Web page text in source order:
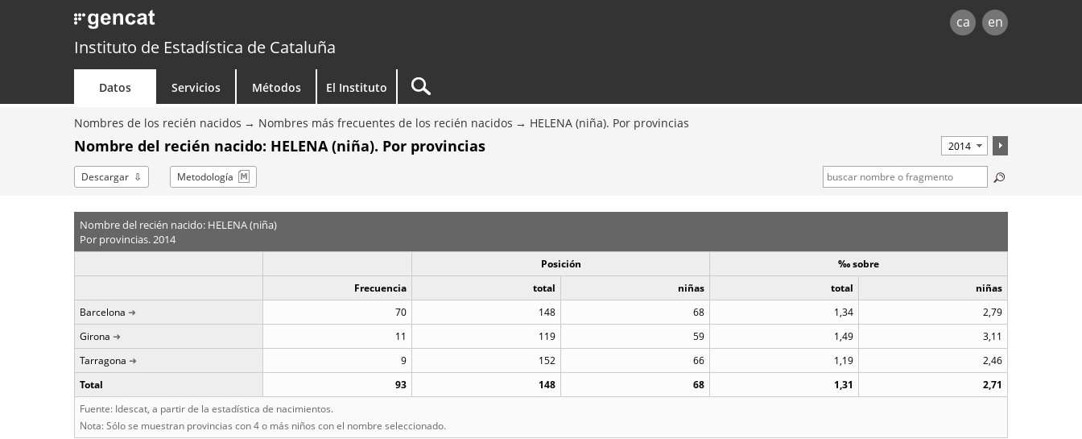
ca en
Instituto de Estadística de Cataluña
Datos Servicios Métodos El Instituto
Nombres de los recién nacidos Nombres más frecuentes de los recién nacidos HELENA (niña). Por provincias
Nombre del recién nacido: HELENA (niña). Por provincias
Descargar Metodología
Nombre del recién nacido: HELENA (niña)
Por provincias. 2014
Posición
‰ sobre
Frecuencia
total niñas total
niñas
Barcelona
70 148 68 1,34
2,79
Girona
11 119 59 1,49
3,11
Tarragona
9 152 66 1,19
2,46
Total
93 148 68 1,31
2,71
Fuente: Idescat, a partir de la estadística de nacimientos.
Nota: Sólo se muestran provincias con 4 o más niños con el nombre seleccionado.